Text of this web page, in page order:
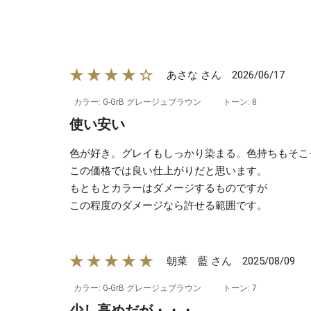
★★★★☆ あさな さん 2026/06/17
カラー: G-GrB グレージュブラウン トーン: 8
使い安い
色が好き。グレイもしっかり染まる。色持ちもそこ
この価格では良い仕上がりだと思います。
もともとカラーはダメージするものですが
この程度のダメージなら許せる範囲です。
★★★★★ 朝菜 藍 さん 2025/08/09
カラー: G-GrB グレージュブラウン トーン: 7